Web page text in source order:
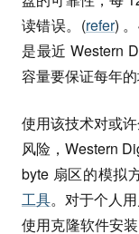
读错误。(refer)
是最近 Western
容量要保证每年的
使用该技术对或
风险，Western
byte 扇区的模拟
工具。对于个人
使用克隆软件安